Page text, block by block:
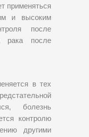
применяться
и высоким
после
рака после
в тех
болезнь
контролю
другими